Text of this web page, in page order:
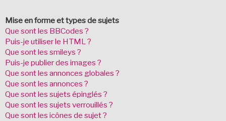
Mise en forme et types de sujets
Que sont les BBCodes ?
Puis-je utiliser le HTML ?
Que sont les smileys ?
Puis-je publier des images ?
Que sont les annonces globales ?
Que sont les annonces ?
Que sont les sujets épinglés ?
Que sont les sujets verrouillés ?
Que sont les icônes de sujet ?